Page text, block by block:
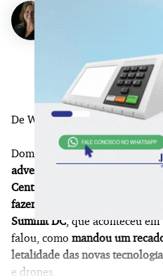
De Washington,
Dominar a tecnologia paranão
adversários
John Ratcliffe,
Central de Inteligência dos
fazer muitas aparições públicas
Summit DC, que aconteceu
falou, como mandou um
letalidade das novas
e drones.